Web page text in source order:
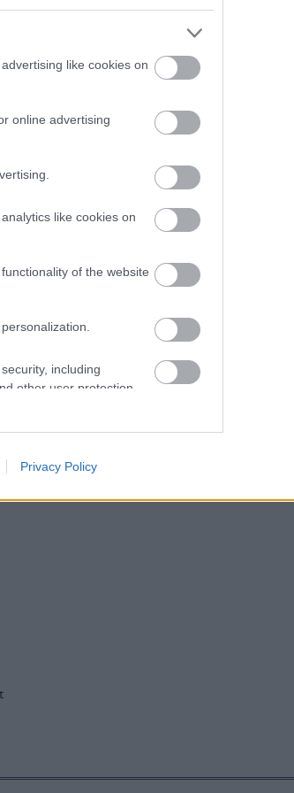
like cookies on
online advertising
like cookies on
of the website
including
other user protection.
Privacy Policy
penger
og rekruttlandslag: – Slike lag er
– Vi
er
om